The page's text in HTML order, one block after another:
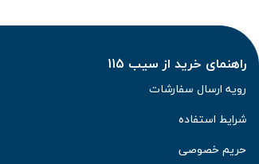
راهنمای خرید از سیب 115
رویه ارسال سفارشات
شرایط استفاده
حریم خصوصی